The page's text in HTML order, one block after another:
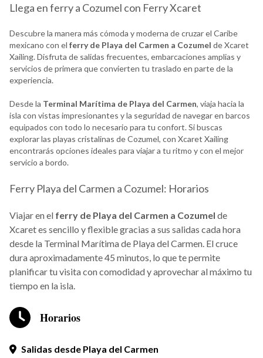
Llega en ferry a Cozumel con Ferry Xcaret
Descubre la manera más cómoda y moderna de cruzar el Caribe
mexicano con el ferry de Playa del Carmen a Cozumel de Xcaret
Xailing. Disfruta de salidas frecuentes, embarcaciones amplias y
servicios de primera que convierten tu traslado en parte de la
experiencia.
Desde la Terminal Marítima de Playa del Carmen, viaja hacia la
isla con vistas impresionantes y la seguridad de navegar en barcos
equipados con todo lo necesario para tu confort. Si buscas
explorar las playas cristalinas de Cozumel, con Xcaret Xailing
encontrarás opciones ideales para viajar a tu ritmo y con el mejor
servicio a bordo.
Ferry Playa del Carmen a Cozumel: Horarios
Viajar en el ferry de Playa del Carmen a Cozumel de
Xcaret es sencillo y flexible gracias a sus salidas cada hora
desde la Terminal Marítima de Playa del Carmen. El cruce
dura aproximadamente 45 minutos, lo que te permite
planificar tu visita con comodidad y aprovechar al máximo tu
tiempo en la isla.
Horarios
Salidas desde Playa del Carmen